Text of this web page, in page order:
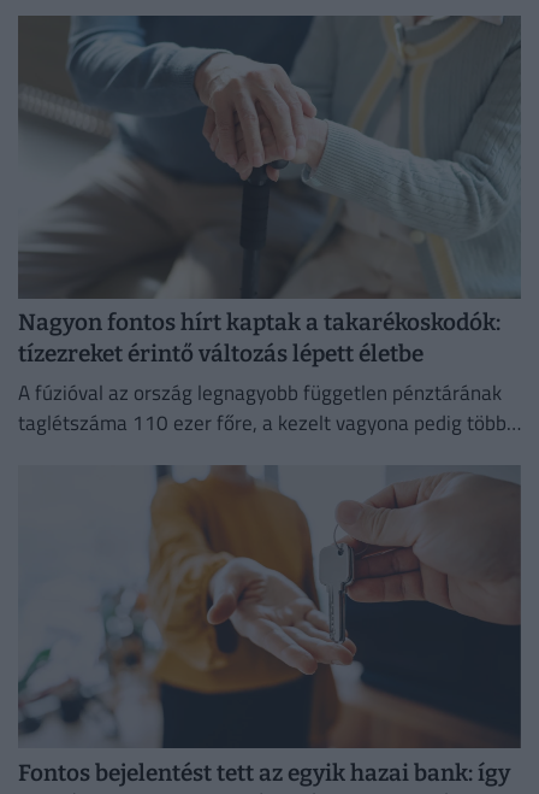
Nagyon fontos hírt kaptak a takarékoskodók:
tízezreket érintő változás lépett életbe
A fúzióval az ország legnagyobb független pénztárának
taglétszáma 110 ezer főre, a kezelt vagyona pedig több
Fontos bejelentést tett az egyik hazai bank: így